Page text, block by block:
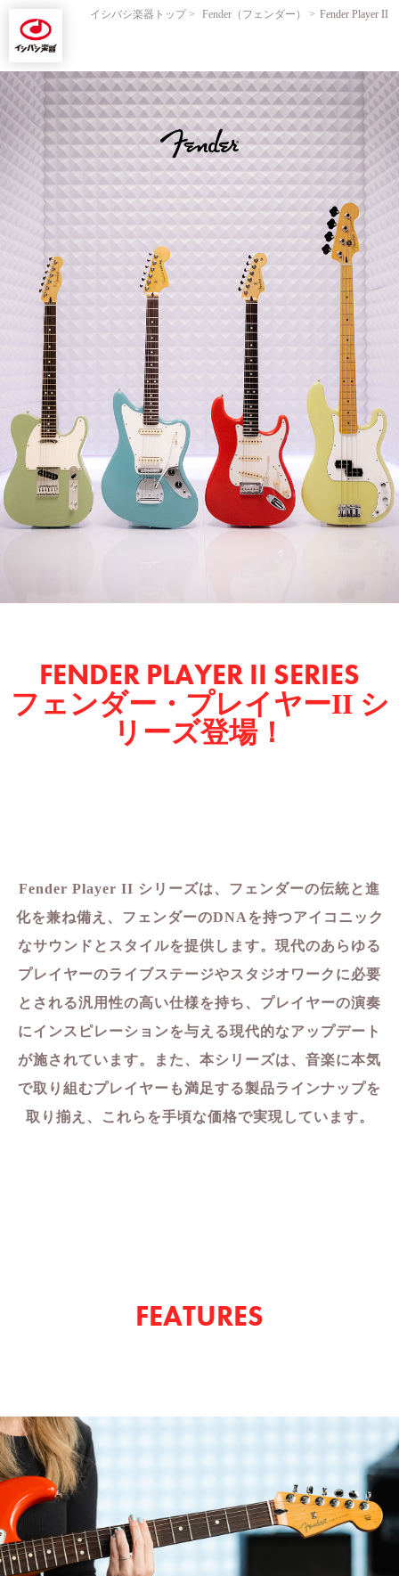
イシバシ楽器トップ Fender（フェンダー） Fender Player II
FENDER PLAYER II SERIES
フェンダー・プレイヤーII シ
リーズ登場！
Fender Player II シリーズは、フェンダーの伝統と進
化を兼ね備え、フェンダーのDNAを持つアイコニック
なサウンドとスタイルを提供します。現代のあらゆる
プレイヤーのライブステージやスタジオワークに必要
とされる汎用性の高い仕様を持ち、プレイヤーの演奏
にインスピレーションを与える現代的なアップデート
が施されています。また、本シリーズは、音楽に本気
で取り組むプレイヤーも満足する製品ラインナップを
取り揃え、これらを手頃な価格で実現しています。
FEATURES